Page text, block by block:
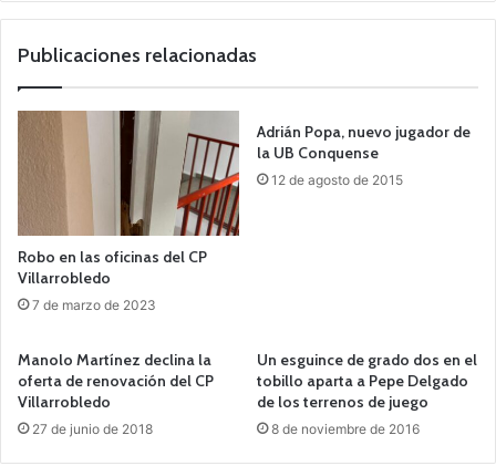
Publicaciones relacionadas
Robo en las oficinas del CP
Villarrobledo
7 de marzo de 2023
Adrián Popa, nuevo jugador de
la UB Conquense
12 de agosto de 2015
Manolo Martínez declina la
oferta de renovación del CP
Villarrobledo
27 de junio de 2018
Un esguince de grado dos en el
tobillo aparta a Pepe Delgado
de los terrenos de juego
8 de noviembre de 2016